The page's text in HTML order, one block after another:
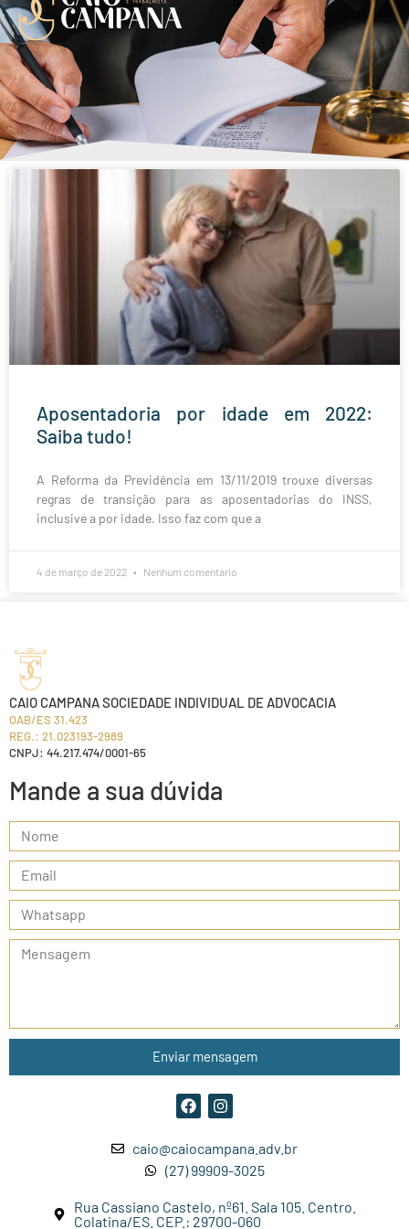
Aposentadoria por idade em 2022:
Saiba tudo!
A Reforma da Previdência em 13/11/2019 trouxe diversas
regras de transição para as aposentadorias do INSS,
inclusive a por idade. Isso faz com que a
4 de março de 2022 Nenhum comentário
Mande a sua dúvida
Enviar mensagem
CAIO CAMPANA SOCIEDADE INDIVIDUAL DE ADVOCACIA
OAB/ES 31.423
REG.: 21.023193-2989
CNPJ: 44.217.474/0001-65
caio@caiocampana.adv.br
(27) 99909-3025
Rua Cassiano Castelo, nº61. Sala 105. Centro.
Colatina/ES. CEP.: 29700-060